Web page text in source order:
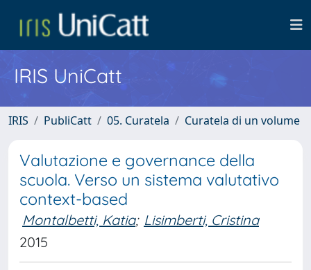
IRIS UniCatt
IRIS PubliCatt 05. Curatela Curatela di un volume
Valutazione e governance della
scuola. Verso un sistema valutativo
context-based
Montalbetti, Katia; Lisimberti, Cristina
2015